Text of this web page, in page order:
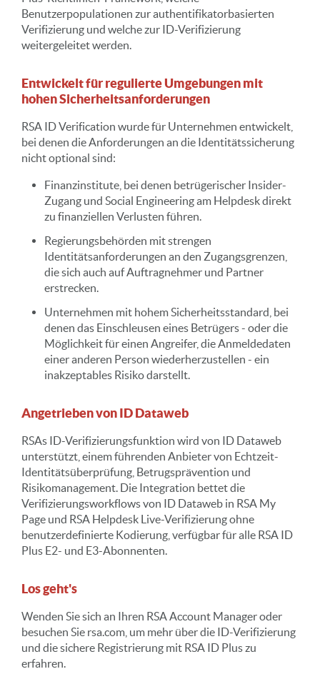
Benutzerpopulationen zur authentifikatorbasierten
Verifizierung und welche zur ID-Verifizierung
weitergeleitet werden.
Entwickelt für regulierte Umgebungen mit
hohen Sicherheitsanforderungen
RSA ID Verification wurde für Unternehmen entwickelt,
bei denen die Anforderungen an die Identitätssicherung
nicht optional sind:
Finanzinstitute, bei denen betrügerischer Insider-
Zugang und Social Engineering am Helpdesk direkt
zu finanziellen Verlusten führen.
Regierungsbehörden mit strengen
Identitätsanforderungen an den Zugangsgrenzen,
die sich auch auf Auftragnehmer und Partner
erstrecken.
Unternehmen mit hohem Sicherheitsstandard, bei
denen das Einschleusen eines Betrügers - oder die
Möglichkeit für einen Angreifer, die Anmeldedaten
einer anderen Person wiederherzustellen - ein
inakzeptables Risiko darstellt.
Angetrieben von ID Dataweb
RSAs ID-Verifizierungsfunktion wird von ID Dataweb
unterstützt, einem führenden Anbieter von Echtzeit-
Identitätsüberprüfung, Betrugsprävention und
Risikomanagement. Die Integration bettet die
Verifizierungsworkflows von ID Dataweb in RSA My
Page und RSA Helpdesk Live-Verifizierung ohne
benutzerdefinierte Kodierung, verfügbar für alle RSA ID
Plus E2- und E3-Abonnenten.
Los geht's
Wenden Sie sich an Ihren RSA Account Manager oder
besuchen Sie rsa.com, um mehr über die ID-Verifizierung
und die sichere Registrierung mit RSA ID Plus zu
erfahren.